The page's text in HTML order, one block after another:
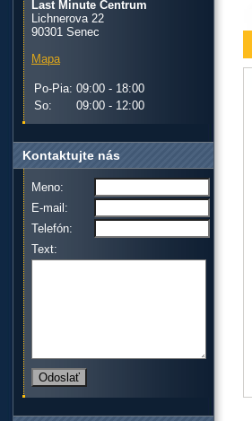
Last Minute Centrum
Lichnerova 22
90301 Senec
Mapa
Po-Pia: 09:00 - 18:00
So:
09:00 - 12:00
Kontaktujte nás
Meno:
E-mail:
Telefón:
Text: